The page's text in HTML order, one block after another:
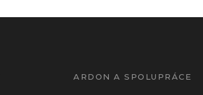
ARDON A SPOLUPRÁCE